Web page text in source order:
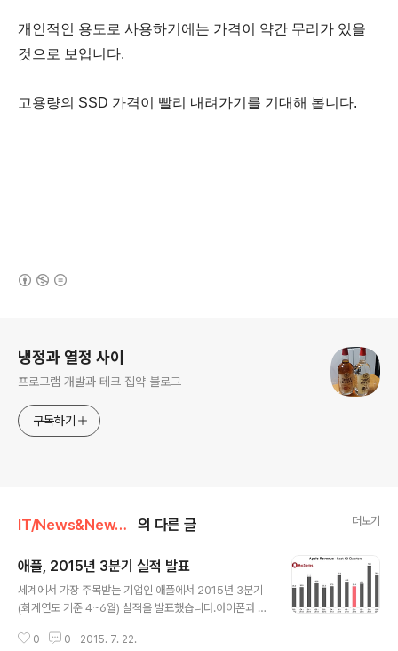
개인적인 용도로 사용하기에는 가격이 약간 무리가 있을
것으로 보입니다.
고용량의 SSD 가격이 빨리 내려가기를 기대해 봅니다.
냉정과 열정 사이
프로그램 개발과 테크 집약 블로그
구독하기
IT/News&NewThings 의 다른 글 더보기
애플, 2015년 3분기 실적 발표
세계에서 가장 주목받는 기업인 애플에서 2015년 3분기
(회계연도 기준 4~6월) 실적을 발표했습니다.아이폰과 아
니다.최근에는 애플워치를 발매해서 다시 흥행을 이어가고
0 0 2015. 7. 22.